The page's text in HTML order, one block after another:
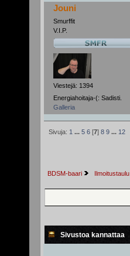
Jouni
Smurffit
V.I.P.
Viestejä: 1394
Energiahoitaja-(: Sadisti.
Galleria
Sivuja: 1 ... 5 6[7] 8 9 ... 12
BDSM-baari Ilmoitustaulu
Sivustoa kannattaa